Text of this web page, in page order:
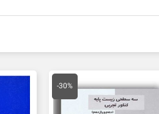
-30%
اصلی
40,000 تومان
بود.
قیمت
فعلی